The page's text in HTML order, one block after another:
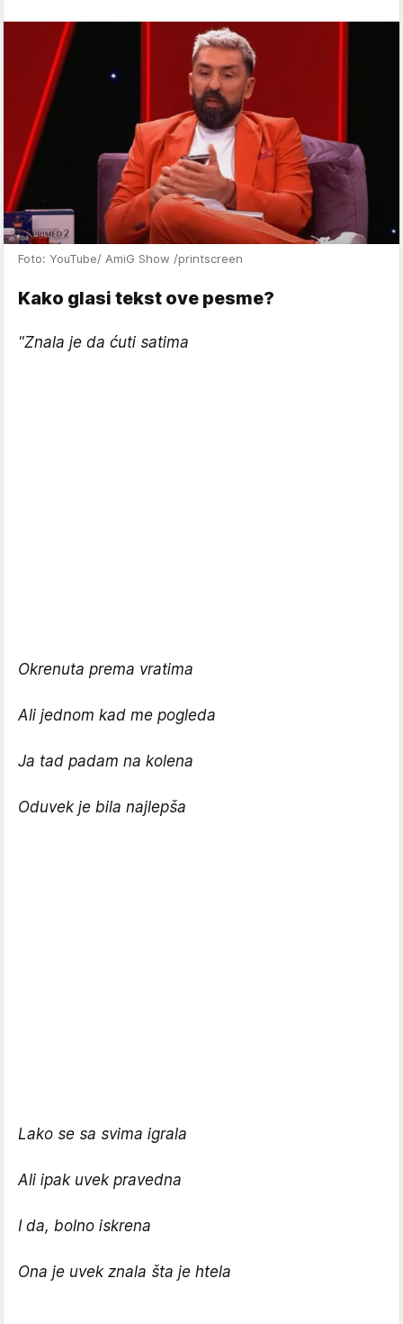
Foto: YouTube/ AmiG Show /printscreen
Kako glasi tekst ove pesme?
"Znala je da ćuti satima
Okrenuta prema vratima
Ali jednom kad me pogleda
Ja tad padam na kolena
Oduvek je bila najlepša
Lako se sa svima igrala
Ali ipak uvek pravedna
I da, bolno iskrena
Ona je uvek znala šta je htela